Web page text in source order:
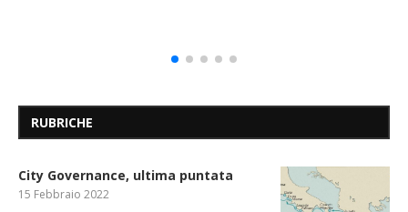
RUBRICHE
City Governance, ultima puntata
15 Febbraio 2022